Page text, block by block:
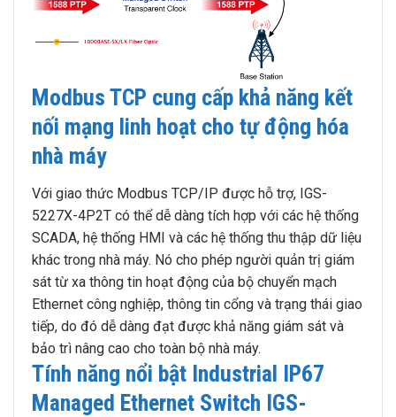
Modbus TCP cung cấp khả năng kết
nối mạng linh hoạt cho tự động hóa
nhà máy
Với giao thức Modbus TCP/IP được hỗ trợ, IGS-
5227X-4P2T có thể dễ dàng tích hợp với các hệ thống
SCADA, hệ thống HMI và các hệ thống thu thập dữ liệu
khác trong nhà máy. Nó cho phép người quản trị giám
sát từ xa thông tin hoạt động của bộ chuyển mạch
Ethernet công nghiệp, thông tin cổng và trạng thái giao
tiếp, do đó dễ dàng đạt được khả năng giám sát và
bảo trì nâng cao cho toàn bộ nhà máy.
Tính năng nổi bật Industrial IP67
Managed Ethernet Switch IGS-